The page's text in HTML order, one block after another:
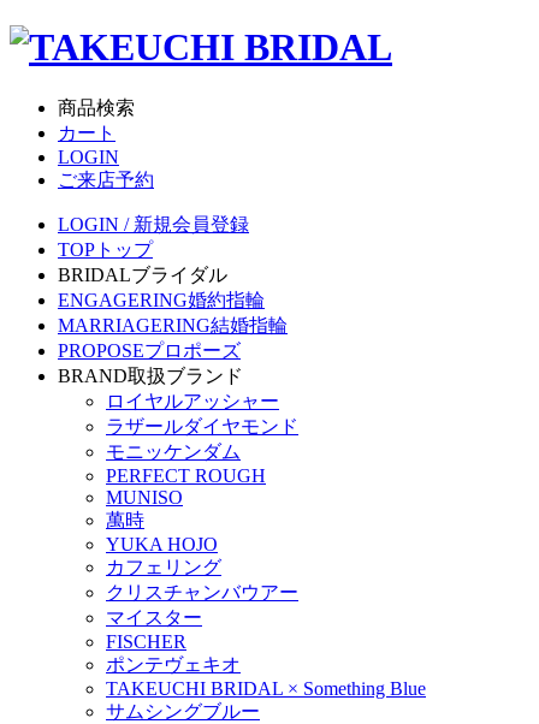
商品検索
カート
LOGIN
ご来店予約
LOGIN / 新規会員登録
TOP トップ
BRIDALブライダル
ENGAGERING婚約指輪
MARRIAGERING結婚指輪
PROPOSEプロポーズ
BRAND取扱ブランド
ロイヤルアッシャー
ラザールダイヤモンド
モニッケンダム
PERFECT ROUGH
MUNISO
萬時
YUKA HOJO
カフェリング
クリスチャンバウアー
マイスター
FISCHER
ポンテヴェキオ
TAKEUCHI BRIDAL × Something Blue
サムシングブルー